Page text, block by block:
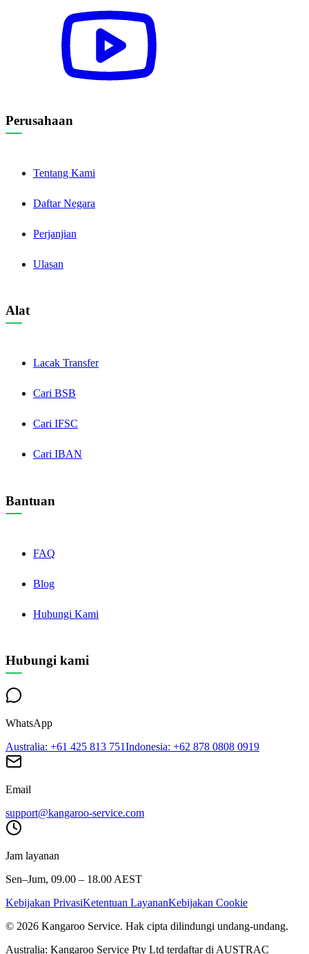
Perusahaan
Tentang Kami
Daftar Negara
Perjanjian
Ulasan
Alat
Lacak Transfer
Cari BSB
Cari IFSC
Cari IBAN
Bantuan
FAQ
Blog
Hubungi Kami
Hubungi kami
WhatsApp
Australia: +61 425 813 751Indonesia: +62 878 0808 0919
Email
support@kangaroo-service.com
Jam layanan
Sen–Jum, 09.00 – 18.00 AEST
Kebijakan PrivasiKetentuan LayananKebijakan Cookie
© 2026 Kangaroo Service. Hak cipta dilindungi undang-undang.
Australia: Kangaroo Service Pty Ltd terdaftar di AUSTRAC